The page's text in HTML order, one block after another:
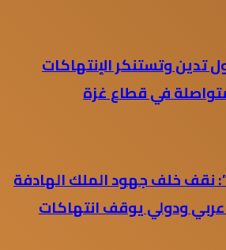
تدين وتستنكر الإنتهاكات
في قطاع غزة
نقف خلف جهود الملك الهادفة
ودولي يوقف انتهاكات